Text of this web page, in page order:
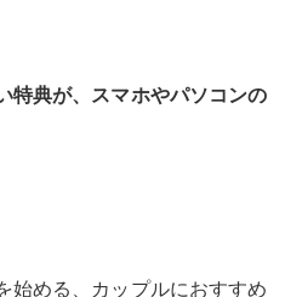
典が、スマホやパソコンの
始める、カップルにおすすめ